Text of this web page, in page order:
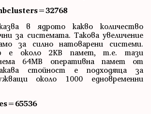
в ядрото какво количество
за системата. Такова увеличение
за силно натоварени системи.
е около 2KB памет, т.е. тази
64MB оперативна памет от
стойност е подходяща за
около 1000 едновременни